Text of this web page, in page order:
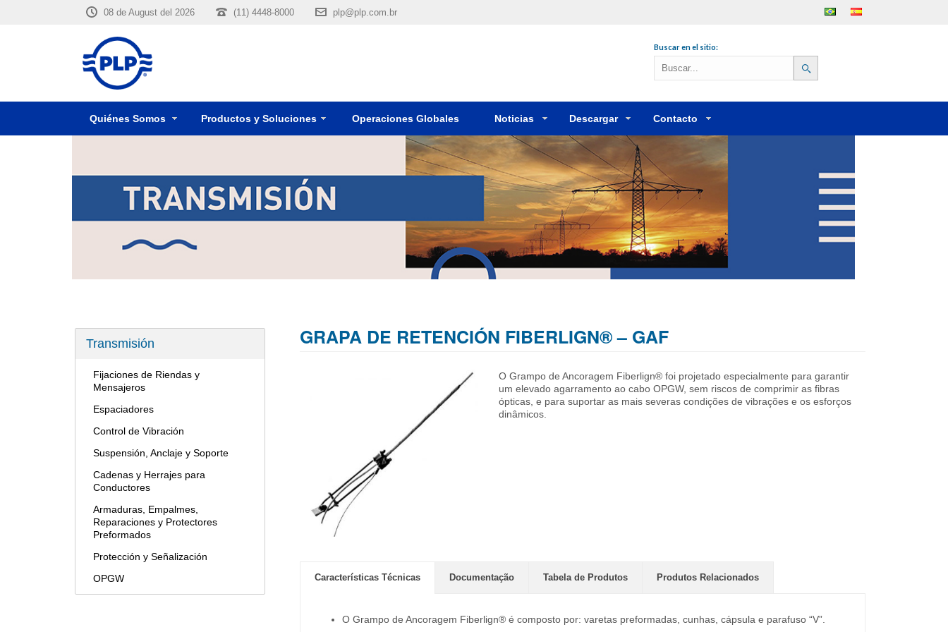
08 de August del 2026 (11) 4448-8000 plp@plp.com.br Português
Buscar en el sitio:
Quiénes Somos Productos y Soluciones Operaciones Globales Noticias Descargar Contacto
GRAPA DE RETENCIÓN FIBERLIGN® – GAF
O Grampo de Ancoragem Fiberlign® foi projetado especialmente para garantir
um elevado agarramento ao cabo OPGW, sem riscos de comprimir as fibras
ópticas, e para suportar as mais severas condições de vibrações e os esforços
dinâmicos.
Características Técnicas Documentação Tabela de Produtos Produtos Relacionados
O Grampo de Ancoragem Fiberlign® é composto por: varetas preformadas, cunhas, cápsula e parafuso “V”.
Transmisión
Fijaciones de Riendas y
Mensajeros
Espaciadores
Control de Vibración
Suspensión, Anclaje y Soporte
Cadenas y Herrajes para
Conductores
Armaduras, Empalmes,
Reparaciones y Protectores
Preformados
Protección y Señalización
OPGW